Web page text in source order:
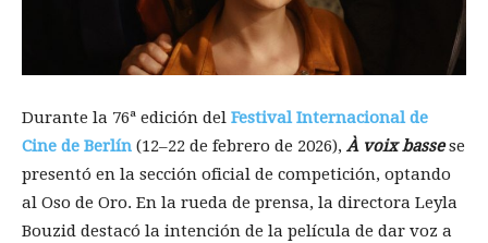
Durante la 76ª edición del Festival Internacional de
Cine de Berlín (12–22 de febrero de 2026), À voix bassese
presentó en la sección oficial de competición, optando
al Oso de Oro. En la rueda de prensa, la directora Leyla
Bouzid destacó la intención de la película de dar voz a